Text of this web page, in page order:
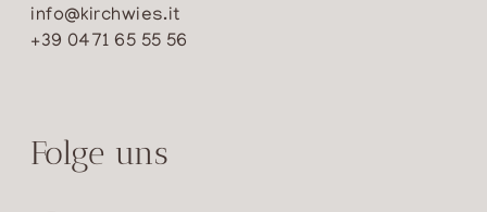
zum-langkofel-sassolungo-saslong-winter-
rodeln
Gesetz vom 4. August 2017, 124 ff., in der
geltenden Fassung.
info@kirchwies.it
+39 0471 65 55 56
Folge uns